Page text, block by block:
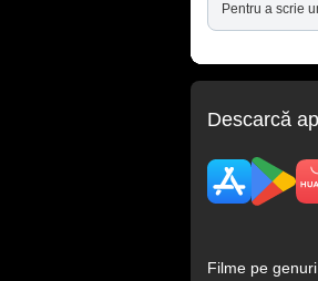
Pentru a scrie
Descarcă
Filme pe genuri